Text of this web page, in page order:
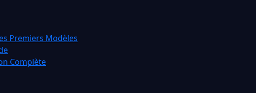
Premiers Modèles
Complète